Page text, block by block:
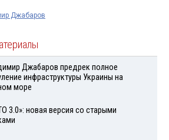
Джабаров
Джабаров предрек полное
инфраструктуры Украины на
море
3.0»: новая версия со старыми